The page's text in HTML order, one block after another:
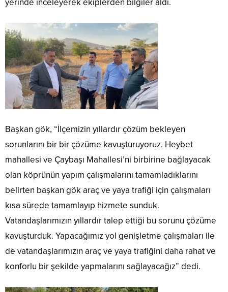
yerinde inceleyerek ekiplerden bilgiler aldı.
Başkan gök, “İlçemizin yıllardır çözüm bekleyen
sorunlarını bir bir çözüme kavuşturuyoruz. Heybet
mahallesi ve Çaybaşı Mahallesi’ni birbirine bağlayacak
olan köprünün yapım çalışmalarını tamamladıklarını
belirten başkan gök araç ve yaya trafiği için çalışmaları
kısa sürede tamamlayıp hizmete sunduk.
Vatandaşlarımızın yıllardır talep ettiği bu sorunu çözüme
kavuşturduk. Yapacağımız yol genişletme çalışmaları ile
de vatandaşlarımızın araç ve yaya trafiğini daha rahat ve
konforlu bir şekilde yapmalarını sağlayacağız” dedi.